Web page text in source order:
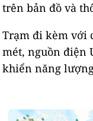
trên bản đồ và
Trạm đi kèm với
mét, nguồn điện
khiển năng